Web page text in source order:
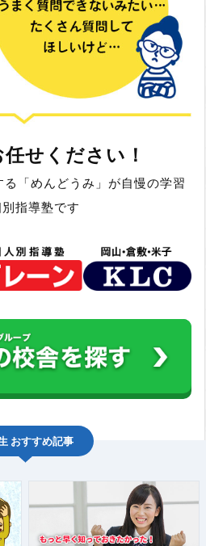
せください！
「めんどうみ」が自慢の学習
指導塾です
おすすめ記事